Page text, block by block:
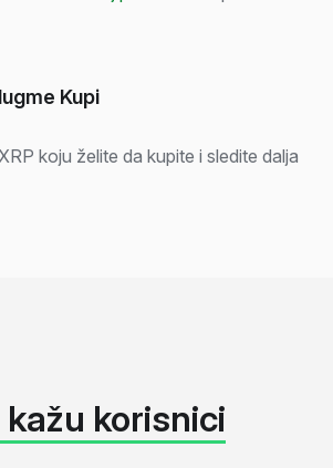
Kupi
koju želite da kupite i sledite dalja
kažu korisnici